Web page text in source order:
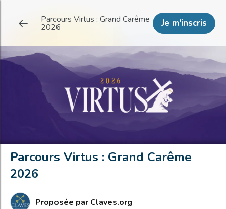
Parcours Virtus : Grand Carême
2026 Je m'inscris
Parcours Virtus : Grand Carême
2026
Proposée par Claves.org